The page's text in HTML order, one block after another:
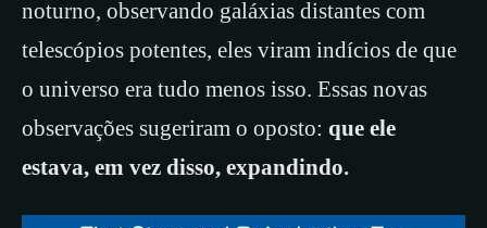
noturno, observando galáxias distantes com
telescópios potentes, eles viram indícios de que
o universo era tudo menos isso. Essas novas
observações sugeriram o oposto: que ele
estava, em vez disso, expandindo.